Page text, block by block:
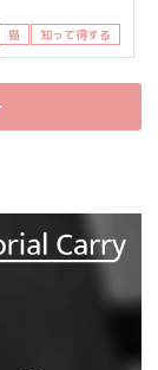
猫 知って得する